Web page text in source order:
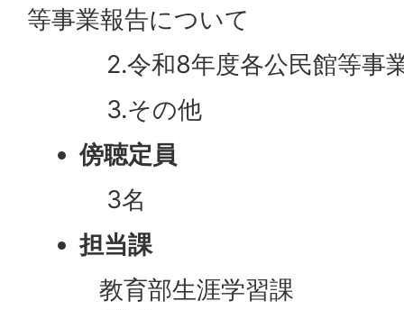
等事業報告について
2.令和8年度各公民館等事業
3.その他
傍聴定員
3名
担当課
教育部生涯学習課